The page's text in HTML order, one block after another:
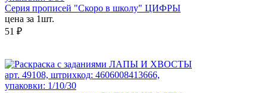
Серия прописей "Скоро в школу" ЦИФРЫ
цена за 1шт.
51 ₽
арт. 49108, штрихкод: 4606008413666,
упаковки: 1/10/30